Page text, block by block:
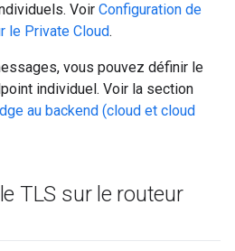
Voir Configuration de
le Private Cloud.
vous pouvez définir le
individuel. Voir la section
au backend (cloud et cloud
TLS sur le routeur